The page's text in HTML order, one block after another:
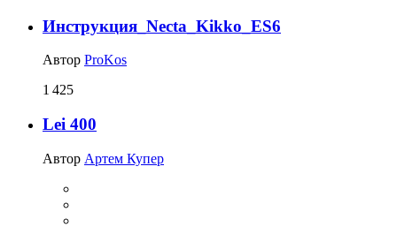
Инструкция_Necta_Kikko_ES6
Автор ProKos
1 425
Lei 400
Автор Артем Купер